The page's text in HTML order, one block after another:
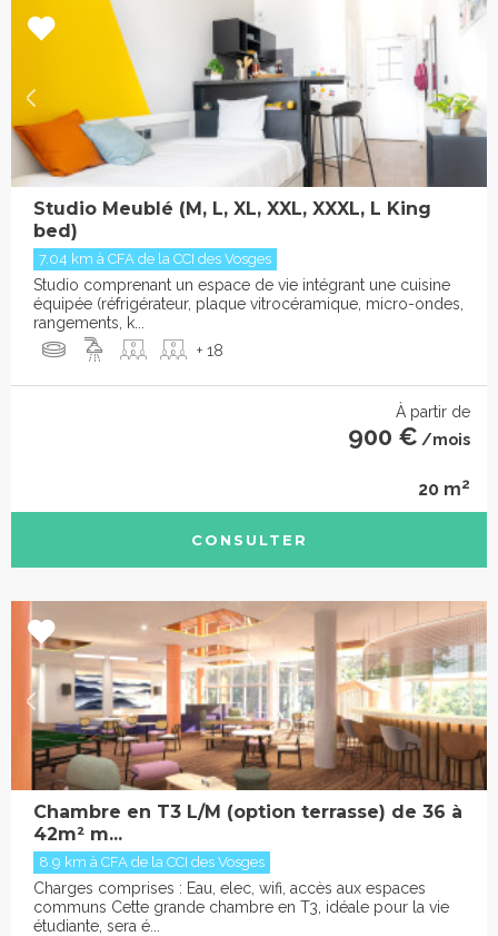
Studio Meublé (M, L, XL, XXL, XXXL, L King
bed)
7.04 km à CFA de la CCI des Vosges
Studio comprenant un espace de vie intégrant une cuisine
équipée (réfrigérateur, plaque vitrocéramique, micro-ondes,
rangements, k...
+ 18
À partir de
900 € /mois
20 m2
CONSULTER
Chambre en T3 L/M (option terrasse) de 36 à
42m² m...
8.9 km à CFA de la CCI des Vosges
Charges comprises : Eau, elec, wifi, accès aux espaces
communs Cette grande chambre en T3, idéale pour la vie
étudiante, sera é...